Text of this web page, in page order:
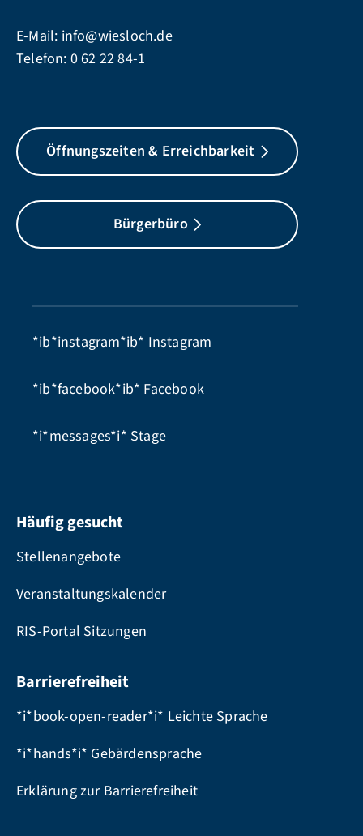
E-Mail: info@wiesloch.de
Telefon: 0 62 22 84-1
Öffnungszeiten & Erreichbarkeit
Bürgerbüro
*ib*instagram*ib* Instagram
*ib*facebook*ib* Facebook
*i*messages*i* Stage
Häufig gesucht
Stellenangebote
Veranstaltungskalender
RIS-Portal Sitzungen
Barrierefreiheit
*i*book-open-reader*i* Leichte Sprache
*i*hands*i* Gebärdensprache
Erklärung zur Barrierefreiheit